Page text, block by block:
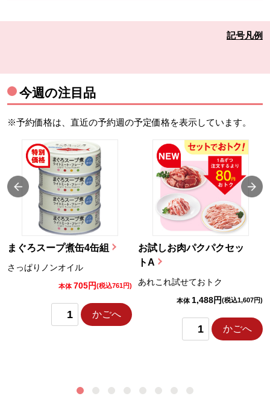
記号凡例
今週の注目品
※予約価格は、直近の予約週の予定価格を表示しています。
まぐろスープ煮缶4缶組
さっぱりノンオイル
本体 705円(税込761円)
かごへ
お試しお肉パクパクセッ
トA
あれこれ試せておトク
本体 1,488円(税込1,607円)
かごへ